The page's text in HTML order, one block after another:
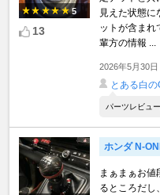
5
13
見えた状態
ットが含まれ
輩方の情報 ...
2026年5月30日
とある白の
パーツレビュ
ホンダ N-
まぁまぁお
るところだし